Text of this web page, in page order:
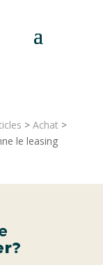
> Achat >
le leasing